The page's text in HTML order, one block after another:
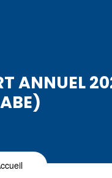
ANNUEL